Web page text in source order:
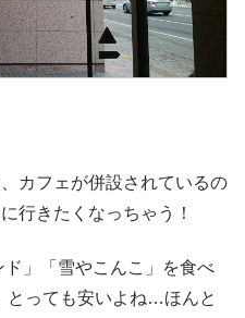
カフェが併設されているの
行きたくなっちゃう！
」「雪やこんこ」を食べ
とっても安いよね…ほんと